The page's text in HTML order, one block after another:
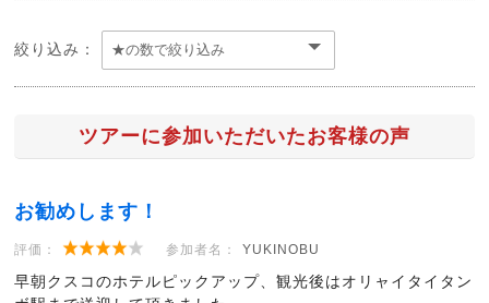
絞り込み：
ツアーに参加いただいたお客様の声
お勧めします！
評価： 参加者名： YUKINOBU
早朝クスコのホテルピックアップ、観光後はオリャイタイタン